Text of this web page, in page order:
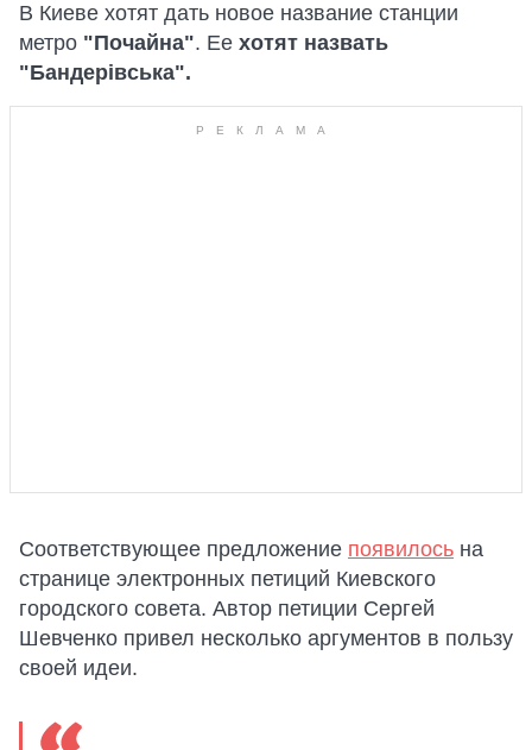
В Киеве хотят дать новое название станции
метро "Почайна". Ее хотят назвать
"Бандерівська".
Соответствующее предложение появилось на
странице электронных петиций Киевского
городского совета. Автор петиции Сергей
Шевченко привел несколько аргументов в пользу
своей идеи.